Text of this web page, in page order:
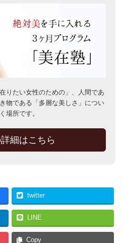
りたい女性のための」、人間であ
物である「多層な美しさ」につい
場所です。
細はこちら
twitter
LINE
Copy